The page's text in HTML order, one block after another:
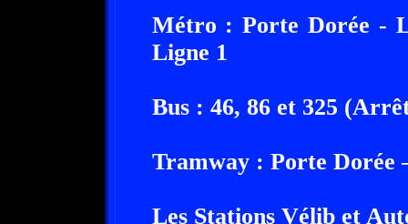
Métro : Porte Dorée -
Ligne 1
Bus : 46, 86 et 325
Tramway : Porte Dorée
Les Stations Vélib et